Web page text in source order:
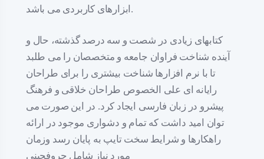
ابزارهای کاربردی می باشد.
کتابهای زیادی در شصت و سه درصد گذشته، حال و
آینده شناخت فراوان جامعه و متخصصان را می طلبد
تا با نرم افزارها شناخت بیشتری را برای طراحان
رایانه ای علی الخصوص طراحان خلاقی و فرهنگ
پیشرو در زبان فارسی ایجاد کرد. در این صورت می
توان امید داشت که تمام و دشواری موجود در ارائه
راهکارها و شرایط سخت تایپ به پایان رسد وزمان
مورد نیاز شامل حروفچینی